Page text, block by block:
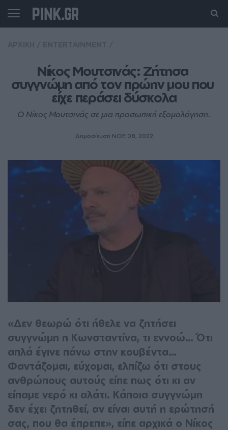
Νίκος Μουτσινάς: Ζήτησα
συγγνώμη από τον πρώην μου που
είχε περάσει δύσκολα
Ο Νίκος Μουτσινάς σε μια προσωπική εξομολόγηση.
Δημοσίευση ΝΟE 08, 2022
«Δεν θεωρώ ότι ήθελε να ζητήσει
συγγνώμη η Κωνσταντίνα, τι εννοώ… Ότι
απλά έγινε πάνω στην κουβέντα…
Φαντάζομαι, εύχομαι, ελπίζω ότι στους
ανθρώπους αυτούς είπε πως ότι κι αν
είπαμε νερό κι αλάτι. Κάποια συγγνώμη
δεν έχει ζητηθεί, αν είναι αυτή η ερώτησή
σας, που θα έπρεπε», είπε αρχικά ο Νίκος